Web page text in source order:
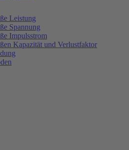
Leistung
Spannung
Impulsstrom
Kapazität und Verlustfaktor